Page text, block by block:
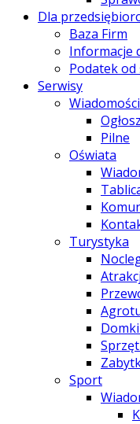
Dla
Baza Firm
Informacje
Podatek
Serwisy
Wiadomości
Pilne
Oświata
Turystyka
Sport